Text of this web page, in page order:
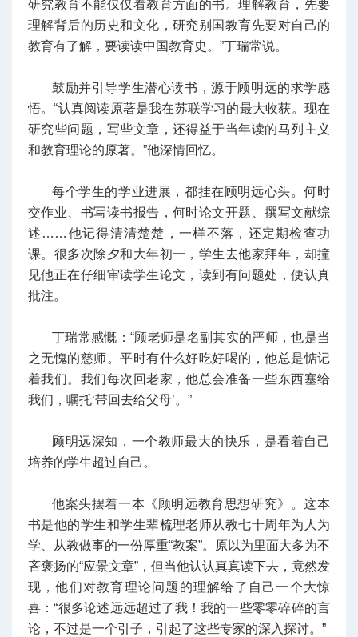
研究教育不能仅仅看教育方面的书。理解教育，先要
理解背后的历史和文化，研究别国教育先要对自己的
教育有了解，要读读中国教育史。”丁瑞常说。
鼓励并引导学生潜心读书，源于顾明远的求学感
悟。“认真阅读原著是我在苏联学习的最大收获。现在
研究些问题，写些文章，还得益于当年读的马列主义
和教育理论的原著。”他深情回忆。
每个学生的学业进展，都挂在顾明远心头。何时
交作业、书写读书报告，何时论文开题、撰写文献综
述……他记得清清楚楚，一样不落，还定期检查功
课。很多次除夕和大年初一，学生去他家拜年，却撞
见他正在仔细审读学生论文，读到有问题处，便认真
批注。
丁瑞常感慨：“顾老师是名副其实的严师，也是当
之无愧的慈师。平时有什么好吃好喝的，他总是惦记
着我们。我们每次回老家，他总会准备一些东西塞给
我们，嘱托‘带回去给父母’。”
顾明远深知，一个教师最大的快乐，是看着自己
培养的学生超过自己。
他案头摆着一本《顾明远教育思想研究》。这本
书是他的学生和学生辈梳理老师从教七十周年为人为
学、从教做事的一份厚重“教案”。原以为里面大多为不
吝褒扬的“应景文章”，但当他认认真真读下去，竟然发
现，他们对教育理论问题的理解给了自己一个大惊
喜：“很多论述远远超过了我！我的一些零零碎碎的言
论，不过是一个引子，引起了这些专家的深入探讨。”